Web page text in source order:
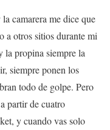
camarera me dice que
a otros sitios durante mi
la propina siempre la
siempre ponen los
todo de golpe. Pero
partir de cuatro
y cuando vas solo